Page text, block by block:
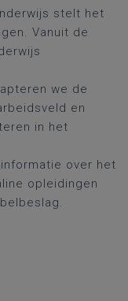
stelt het
Vanuit de
we de
en
in het
over het
opleidingen